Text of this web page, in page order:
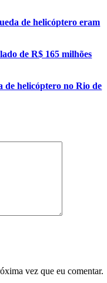
de helicóptero eram
de R$ 165 milhões
de helicóptero no Rio de
vez que eu comentar.